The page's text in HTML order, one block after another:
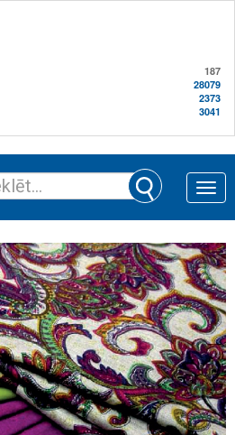
187
28079
2373
3041
Toggle